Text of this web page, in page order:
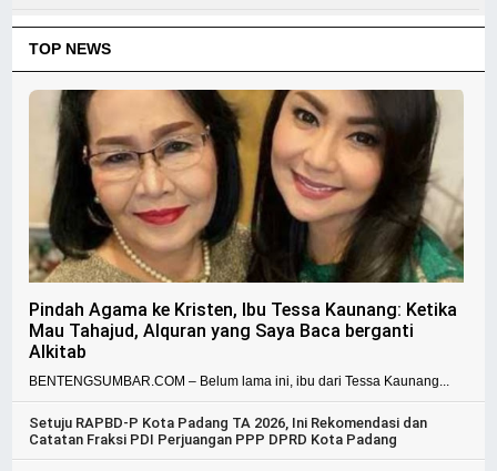
TOP NEWS
Pindah Agama ke Kristen, Ibu Tessa Kaunang: Ketika
Mau Tahajud, Alquran yang Saya Baca berganti
Alkitab
BENTENGSUMBAR.COM – Belum lama ini, ibu dari Tessa Kaunang...
Setuju RAPBD-P Kota Padang TA 2026, Ini Rekomendasi dan
Catatan Fraksi PDI Perjuangan PPP DPRD Kota Padang